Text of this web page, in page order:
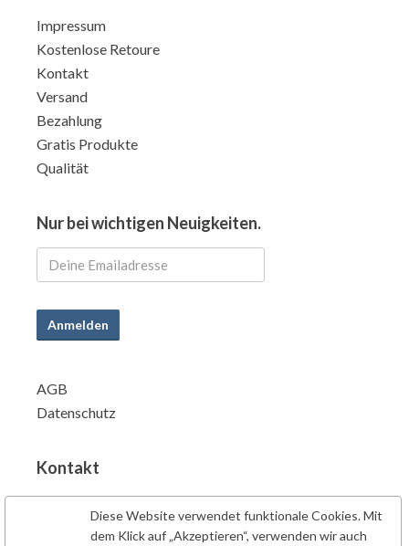
Diese Website verwendet funktionale Cookies. Mit
dem Klick auf „Akzeptieren“, verwenden wir auch
Impressum
Kostenlose Retoure
Kontakt
Versand
Bezahlung
Gratis Produkte
Qualität
Nur bei wichtigen Neuigkeiten.
Anmelden
AGB
Datenschutz
Kontakt
Power Supplements BV